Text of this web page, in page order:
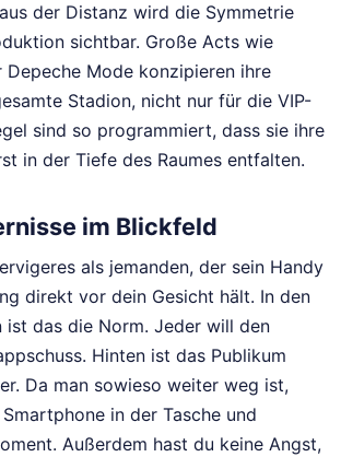
der Distanz wird die Symmetrie
sichtbar. Große Acts wie
Depeche Mode konzipieren ihre
Stadion, nicht nur für die VIP-
sind so programmiert, dass sie ihre
in der Tiefe des Raumes entfalten.
im Blickfeld
als jemanden, der sein Handy
direkt vor dein Gesicht hält. In den
ist das die Norm. Jeder will den
Hinten ist das Publikum
Da man sowieso weiter weg ist,
in der Tasche und
Außerdem hast du keine Angst,